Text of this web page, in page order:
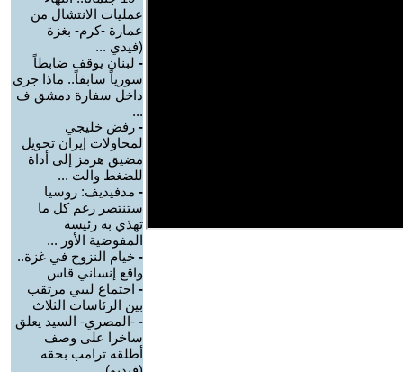
عمليات الانتشال من
عمارة -كرم- بغزة
(فيدي ...
- لبنان يوقف ضابطاً
سورياً سابقاً.. ماذا جرى
داخل سفارة دمشق ف
...
- رفض خليجي
لمحاولات إيران تحويل
مضيق هرمز إلى أداة
للضغط والت ...
- مدفيديف: روسيا
ستنتصر رغم كل ما
تهذي به رئيسة
المفوضية الأور ...
- خيام النزوح في غزة..
واقع إنساني قاس
- اجتماع ليبي مرتقب
بين الرئاسات الثلاث
- -المصري- السيد يعلق
ساخرا على وصف
أطلقه ترامب بحقه